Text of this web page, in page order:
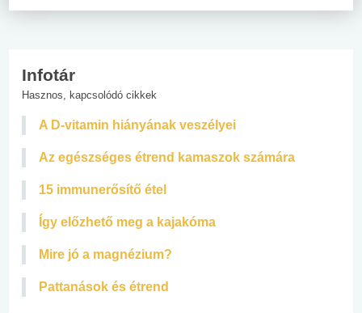
Infotár
Hasznos, kapcsolódó cikkek
A D-vitamin hiányának veszélyei
Az egészséges étrend kamaszok számára
15 immunerősítő étel
Így előzhető meg a kajakóma
Mire jó a magnézium?
Pattanások és étrend